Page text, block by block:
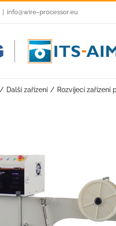
info@wire-processor.eu
Další zařízení Rozvíjecí zařízení